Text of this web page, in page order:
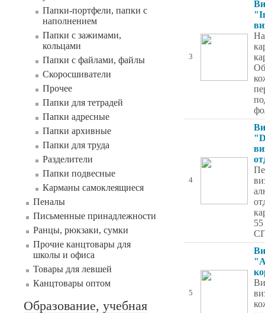
Папки-портфели, папки с
наполнением
Папки с зажимами,
кольцами
Папки с файлами, файлы
Скоросшиватели
Прочее
Папки для тетрадей
Папки адресные
Папки архивные
Папки для труда
Разделители
Папки подвесные
Карманы самоклеящиеся
Пеналы
Письменные принадлежности
Ранцы, рюкзаки, сумки
Прочие канцтовары для
школы и офиса
Товары для левшей
Канцтовары оптом
Образование, учебная
3
4
5